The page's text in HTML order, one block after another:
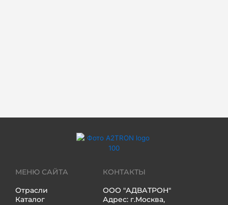
МЕНЮ САЙТА
Отрасли
Каталог
КОНТАКТЫ
ООО "АДВАТРОН"
Адрес: г.Москва,